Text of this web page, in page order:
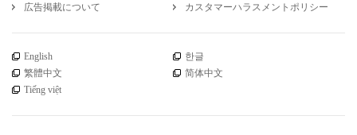
広告掲載について
カスタマーハラスメントポリシー
English
한글
繁體中文
简体中文
Tiếng việt